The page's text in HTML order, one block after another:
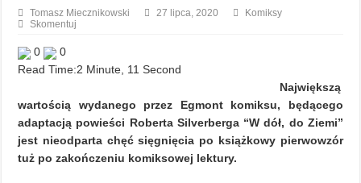
Tomasz Miecznikowski 27 lipca, 2020
Komiksy
Skomentuj
0
0
Read Time:2 Minute, 11 Second
Największą
wartością wydanego przez Egmont komiksu, będącego
adaptacją powieści Roberta Silverberga “W dół, do Ziemi”
jest nieodparta chęć sięgnięcia po książkowy pierwowzór
tuż po zakończeniu komiksowej lektury.